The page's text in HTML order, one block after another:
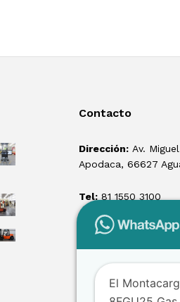
Contacto
Dirección: Av.
Apodaca, 66627
Tel: 81 1550 3100
El